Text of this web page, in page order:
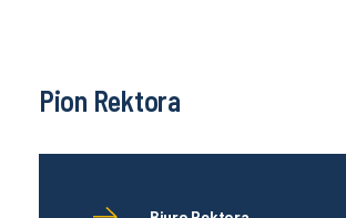
Pion Rektora